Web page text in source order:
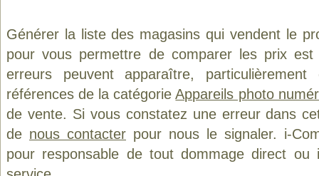
Générer la liste des magasins qui vendent le
pour vous permettre de comparer les prix
erreurs peuvent apparaître,
références de la catégorieAppareils photo
de vente. Si vous constatez une erreur dans
de nous contacter pour nous le signaler. i-
pour responsable de tout dommage direct